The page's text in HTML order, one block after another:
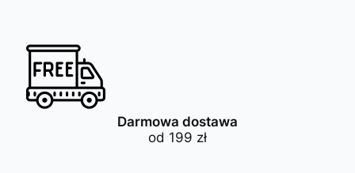
Darmowa dostawa
od 199 zł